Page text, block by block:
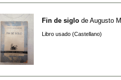
Fin de siglo de Augusto
Libro usado (Castellano)